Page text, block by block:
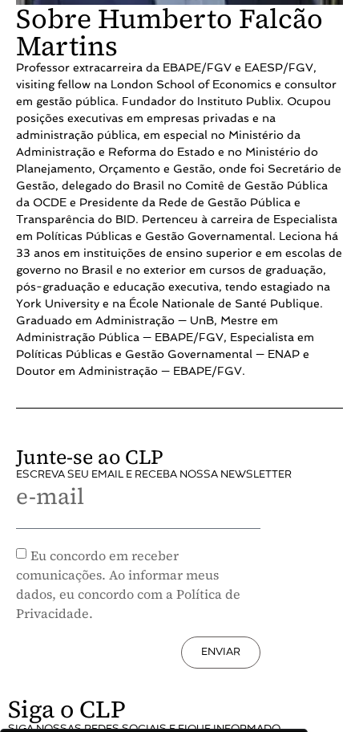
Sobre Humberto Falcão
Martins
Professor extracarreira da EBAPE/FGV e EAESP/FGV,
visiting fellow na London School of Economics e consultor
em gestão pública. Fundador do Instituto Publix. Ocupou
posições executivas em empresas privadas e na
administração pública, em especial no Ministério da
Administração e Reforma do Estado e no Ministério do
Planejamento, Orçamento e Gestão, onde foi Secretário de
Gestão, delegado do Brasil no Comitê de Gestão Pública
da OCDE e Presidente da Rede de Gestão Pública e
Transparência do BID. Pertenceu à carreira de Especialista
em Políticas Públicas e Gestão Governamental. Leciona há
33 anos em instituições de ensino superior e em escolas de
governo no Brasil e no exterior em cursos de graduação,
pós-graduação e educação executiva, tendo estagiado na
York University e na École Nationale de Santé Publique.
Graduado em Administração — UnB, Mestre em
Administração Pública — EBAPE/FGV, Especialista em
Políticas Públicas e Gestão Governamental — ENAP e
Doutor em Administração — EBAPE/FGV.
Junte-se ao CLP
ESCREVA SEU EMAIL E RECEBA NOSSA NEWSLETTER
e-mail
Eu concordo em receber
comunicações. Ao informar meus
dados, eu concordo com a Política de
Privacidade.
ENVIAR
Siga o CLP
SIGA NOSSAS REDES SOCIAIS E FIQUE INFORMADO